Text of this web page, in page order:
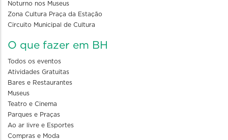
Noturno nos Museus
Zona Cultura Praça da Estação
Circuito Municipal de Cultura
O que fazer em BH
Todos os eventos
Atividades Gratuitas
Bares e Restaurantes
Museus
Teatro e Cinema
Parques e Praças
Ao ar livre e Esportes
Compras e Moda